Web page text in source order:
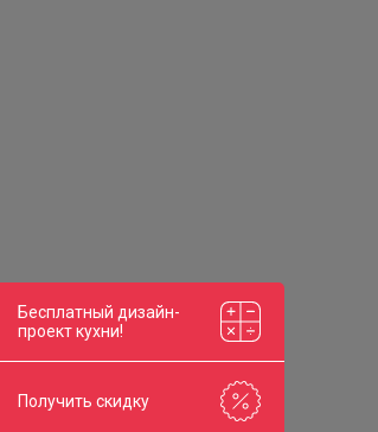
Бесплатный дизайн-
проект кухни!
Получить скидку